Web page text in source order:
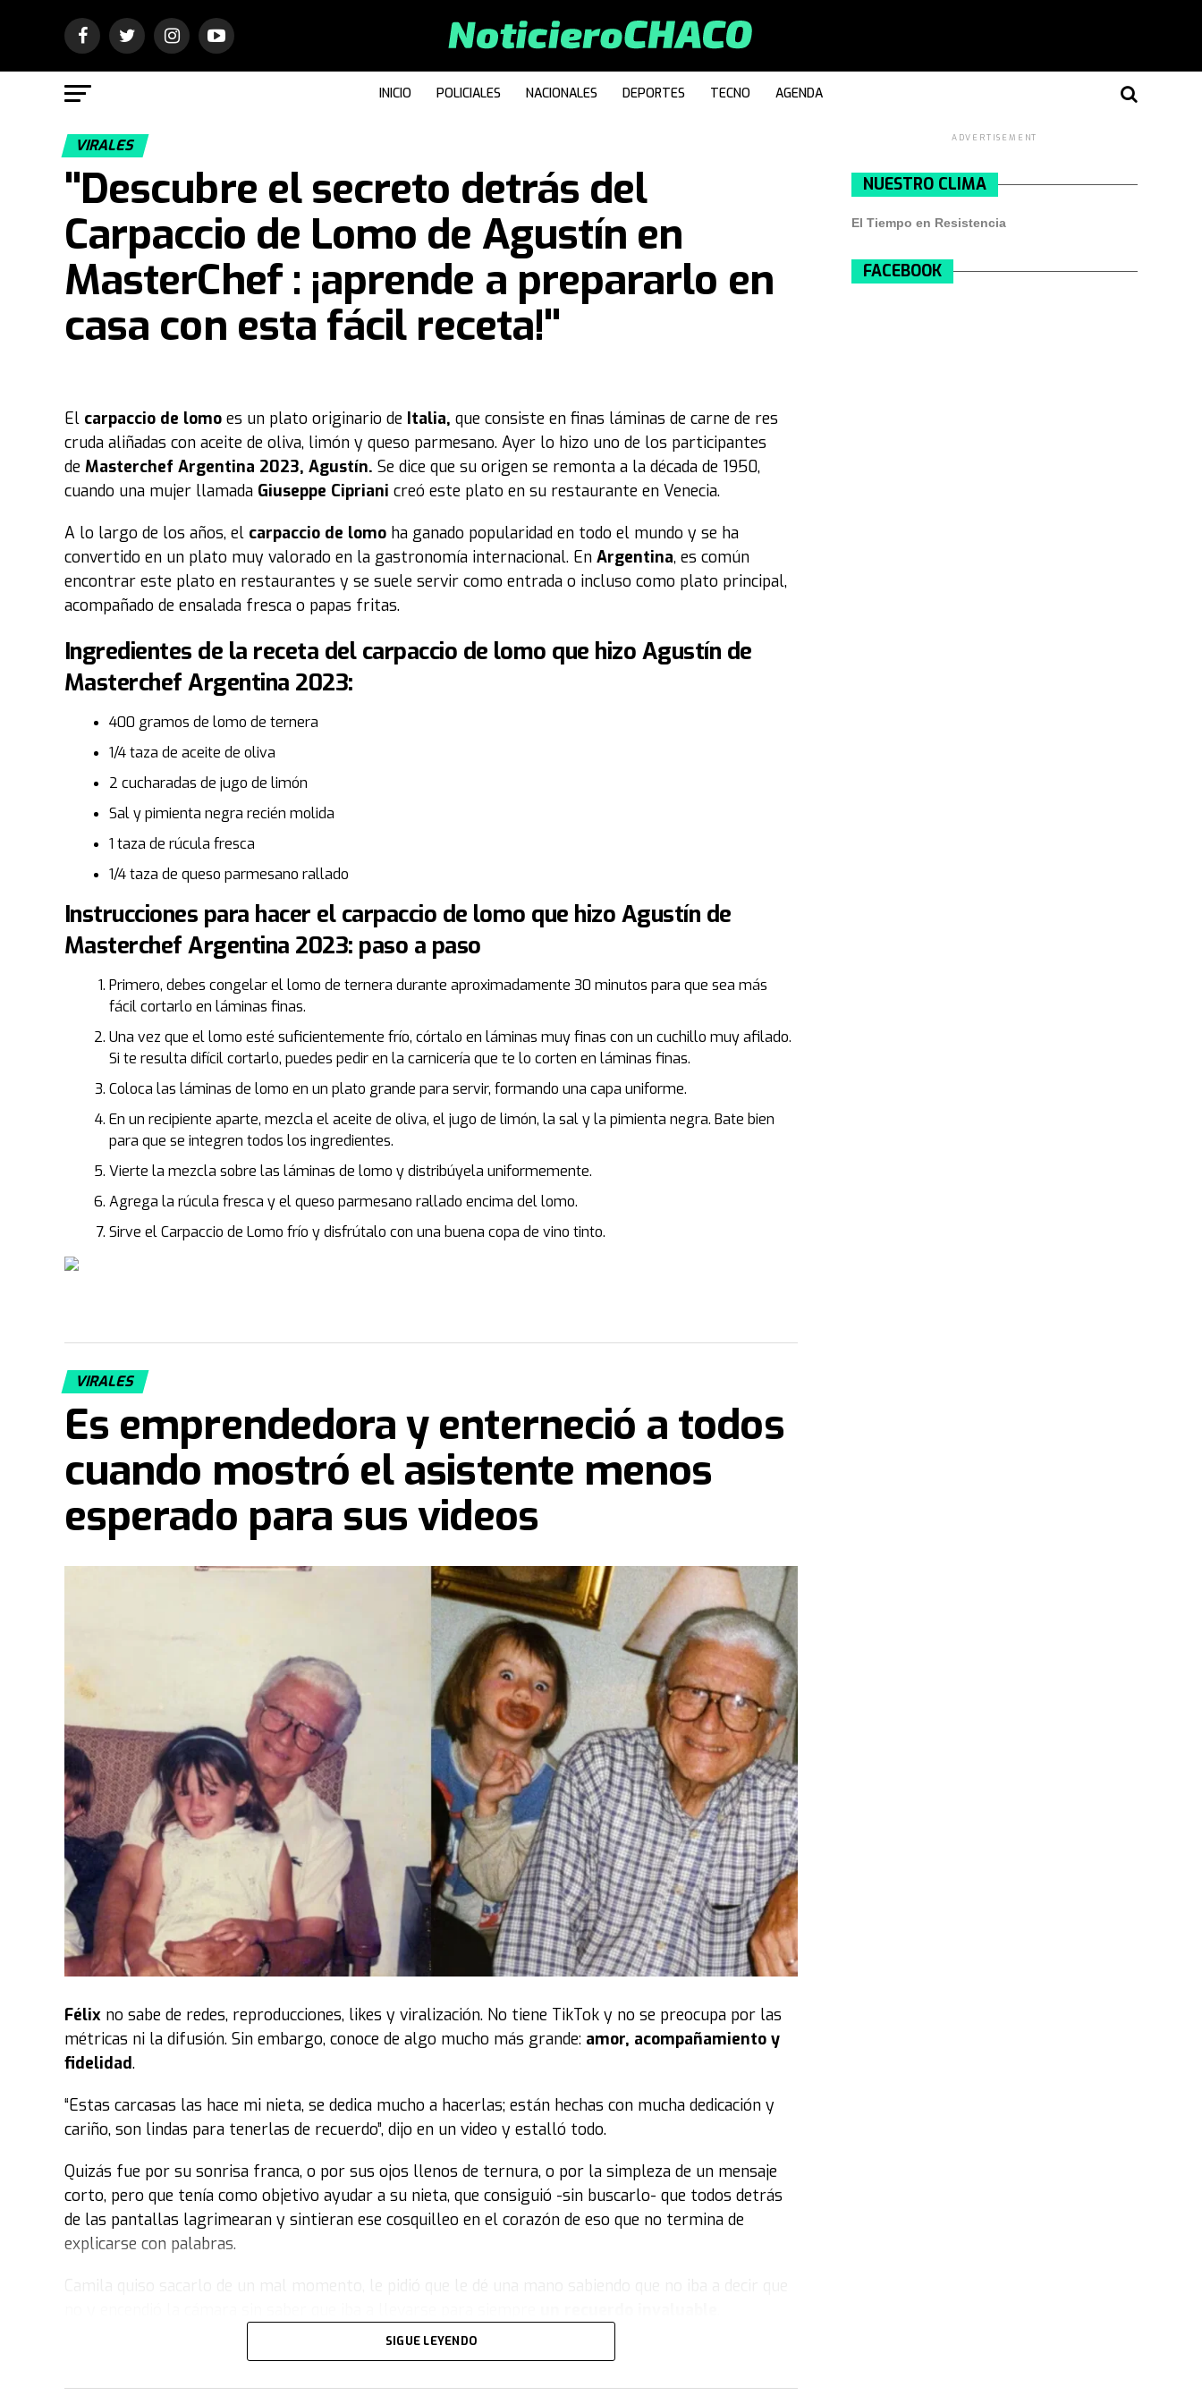
INICIO POLICIALES NACIONALES DEPORTES TECNO AGENDA
VIRALES
"Descubre el secreto detrás del
Carpaccio de Lomo de Agustín en
MasterChef : ¡aprende a prepararlo en
casa con esta fácil receta!"
El carpaccio de lomo es un plato originario de Italia, que consiste en finas láminas de carne de res
cruda aliñadas con aceite de oliva, limón y queso parmesano. Ayer lo hizo uno de los participantes
de Masterchef Argentina 2023, Agustín. Se dice que su origen se remonta a la década de 1950,
cuando una mujer llamada Giuseppe Cipriani creó este plato en su restaurante en Venecia.
A lo largo de los años, el carpaccio de lomo ha ganado popularidad en todo el mundo y se ha
convertido en un plato muy valorado en la gastronomía internacional. En Argentina, es común
encontrar este plato en restaurantes y se suele servir como entrada o incluso como plato principal,
acompañado de ensalada fresca o papas fritas.
Ingredientes de la receta del carpaccio de lomo que hizo Agustín de
Masterchef Argentina 2023:
400 gramos de lomo de ternera
1/4 taza de aceite de oliva
2 cucharadas de jugo de limón
Sal y pimienta negra recién molida
1 taza de rúcula fresca
1/4 taza de queso parmesano rallado
Instrucciones para hacer el carpaccio de lomo que hizo Agustín de
Masterchef Argentina 2023: paso a paso
Primero, debes congelar el lomo de ternera durante aproximadamente 30 minutos para que sea más
fácil cortarlo en láminas finas.
Una vez que el lomo esté suficientemente frío, córtalo en láminas muy finas con un cuchillo muy afilado.
Si te resulta difícil cortarlo, puedes pedir en la carnicería que te lo corten en láminas finas.
Coloca las láminas de lomo en un plato grande para servir, formando una capa uniforme.
En un recipiente aparte, mezcla el aceite de oliva, el jugo de limón, la sal y la pimienta negra. Bate bien
para que se integren todos los ingredientes.
Vierte la mezcla sobre las láminas de lomo y distribúyela uniformemente.
Agrega la rúcula fresca y el queso parmesano rallado encima del lomo.
Sirve el Carpaccio de Lomo frío y disfrútalo con una buena copa de vino tinto.
VIRALES
Es emprendedora y enterneció a todos
cuando mostró el asistente menos
esperado para sus videos
Félix no sabe de redes, reproducciones, likes y viralización. No tiene TikTok y no se preocupa por las
métricas ni la difusión. Sin embargo, conoce de algo mucho más grande: amor, acompañamiento y
fidelidad.
“Estas carcasas las hace mi nieta, se dedica mucho a hacerlas; están hechas con mucha dedicación y
cariño, son lindas para tenerlas de recuerdo”, dijo en un video y estalló todo.
Quizás fue por su sonrisa franca, o por sus ojos llenos de ternura, o por la simpleza de un mensaje
corto, pero que tenía como objetivo ayudar a su nieta, que consiguió -sin buscarlo- que todos detrás
de las pantallas lagrimearan y sintieran ese cosquilleo en el corazón de eso que no termina de
explicarse con palabras.
La historia de Félix y Camila
Cuando volvía del colegio, los fines de semana y escapando de los retos y obligaciones de papá y
SIGUE LEYENDO
ADVERTISEMENT
NUESTRO CLIMA
El Tiempo en Resistencia
FACEBOOK